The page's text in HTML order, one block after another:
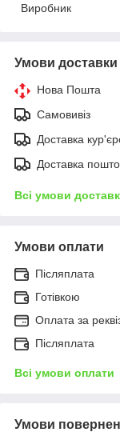
Виробник
Умови доставки
Нова Пошта
Самовивіз
Доставка
Доставка
Всі умови
Умови оплати
Післяплата
Готівкою
Оплата за
Післяплата
Всі умови оплати
Умови